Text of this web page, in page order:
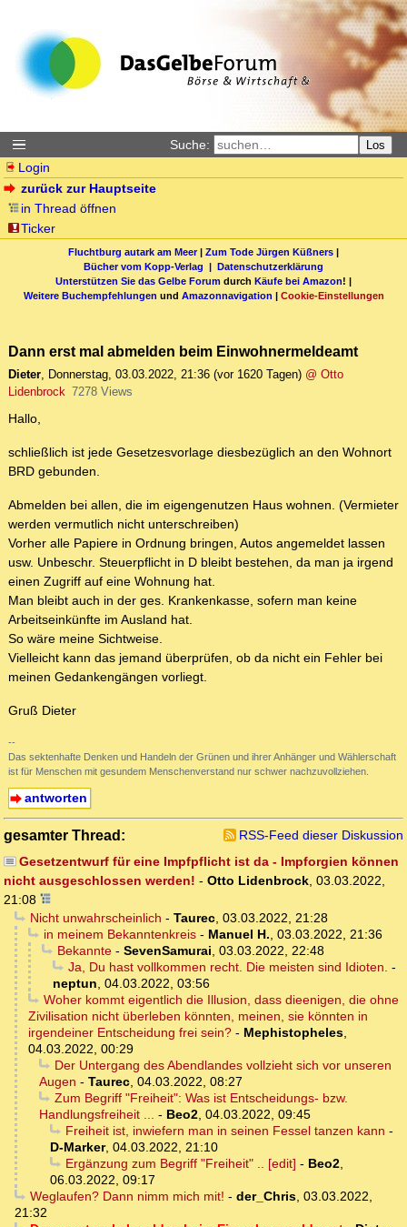
Suche: Los
Login
zurück zur Hauptseite
in Thread öffnen
Ticker
Fluchtburg autark am Meer| Zum Tode Jürgen Küßners |
Bücher vom Kopp-Verlag | Datenschutzerklärung
Unterstützen Sie das Gelbe Forum durch Käufe bei Amazon! |
Weitere Buchempfehlungen und Amazonnavigation | Cookie-Einstellungen
Dann erst mal abmelden beim Einwohnermeldeamt
Dieter, Donnerstag, 03.03.2022, 21:36 (vor 1620 Tagen) @ Otto
Lidenbrock 7278 Views
Hallo,
schließlich ist jede Gesetzesvorlage diesbezüglich an den Wohnort
BRD gebunden.
Abmelden bei allen, die im eigengenutzen Haus wohnen. (Vermieter
werden vermutlich nicht unterschreiben)
Vorher alle Papiere in Ordnung bringen, Autos angemeldet lassen
usw. Unbeschr. Steuerpflicht in D bleibt bestehen, da man ja irgend
einen Zugriff auf eine Wohnung hat.
Man bleibt auch in der ges. Krankenkasse, sofern man keine
Arbeitseinkünfte im Ausland hat.
So wäre meine Sichtweise.
Vielleicht kann das jemand überprüfen, ob da nicht ein Fehler bei
meinen Gedankengängen vorliegt.
Gruß Dieter
--
Das sektenhafte Denken und Handeln der Grünen und ihrer Anhänger und Wählerschaft
ist für Menschen mit gesundem Menschenverstand nur schwer nachzuvollziehen.
antworten
gesamter Thread:
RSS-Feed dieser Diskussion
Gesetzentwurf für eine Impfpflicht ist da - Impforgien können
nicht ausgeschlossen werden! - Otto Lidenbrock, 03.03.2022,
21:08
Nicht unwahrscheinlich - Taurec, 03.03.2022, 21:28
in meinem Bekanntenkreis- Manuel H., 03.03.2022, 21:36
Bekannte- SevenSamurai, 03.03.2022, 22:48
Ja, Du hast vollkommen recht. Die meisten sind Idioten. -
neptun, 04.03.2022, 03:56
Woher kommt eigentlich die Illusion, dass dieenigen, die ohne
Zivilisation nicht überleben könnten, meinen, sie könnten in
irgendeiner Entscheidung frei sein? - Mephistopheles,
04.03.2022, 00:29
Der Untergang des Abendlandes vollzieht sich vor unseren
Augen - Taurec, 04.03.2022, 08:27
Zum Begriff "Freiheit": Was ist Entscheidungs- bzw.
Handlungsfreiheit ... - Beo2, 04.03.2022, 09:45
Freiheit ist, inwiefern man in seinen Fessel tanzen kann -
D-Marker, 04.03.2022, 21:10
Ergänzung zum Begriff "Freiheit" .. [edit] - Beo2,
06.03.2022, 09:17
Weglaufen? Dann nimm mich mit! - der_Chris, 03.03.2022,
21:32